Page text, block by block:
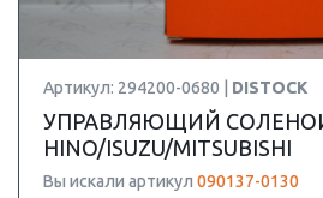
Артикул: 294200-0680 | DISTOCK
УПРАВЛЯЮЩИЙ
HINO/ISUZU/MITSUBISHI
Вы искали артикул 090137-0130